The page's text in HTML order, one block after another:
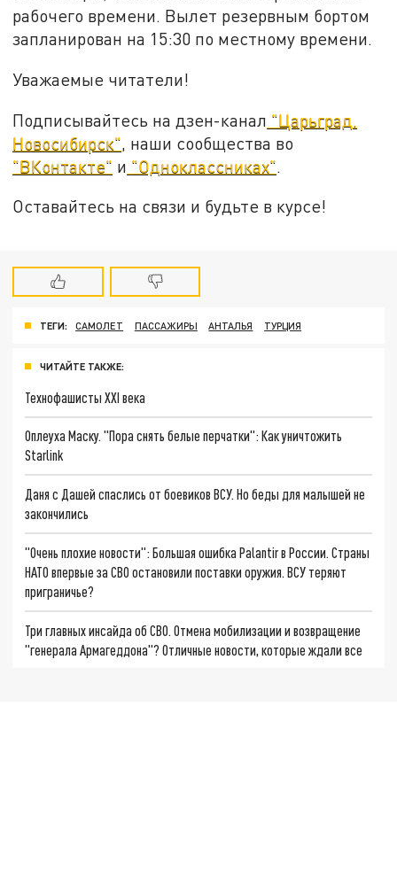
рабочего времени. Вылет резервным бортом
запланирован на 15:30 по местному времени.
Уважаемые читатели!
Подписывайтесь на дзен-канал "Царьград.
Новосибирск", наши сообщества во
"ВКонтакте" и "Одноклассниках".
Оставайтесь на связи и будьте в курсе!
ТЕГИ: САМОЛЕТ ПАССАЖИРЫ АНТАЛЬЯ ТУРЦИЯ
ЧИТАЙТЕ ТАКЖЕ:
Технофашисты XXI века
Оплеуха Маску. "Пора снять белые перчатки": Как уничтожить
Starlink
Даня с Дашей спаслись от боевиков ВСУ. Но беды для малышей не
закончились
"Очень плохие новости": Большая ошибка Palantir в России. Страны
НАТО впервые за СВО остановили поставки оружия. ВСУ теряют
приграничье?
Три главных инсайда об СВО. Отмена мобилизации и возвращение
"генерала Армагеддона"? Отличные новости, которые ждали все